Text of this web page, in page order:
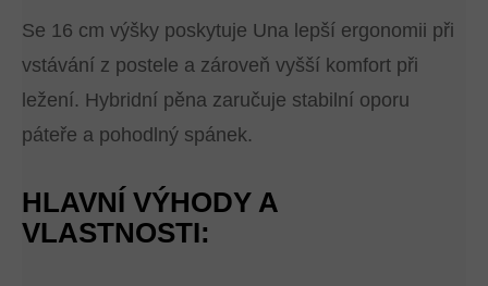
Se 16 cm výšky poskytuje Una lepší ergonomii při
vstávání z postele a zároveň vyšší komfort při
ležení. Hybridní pěna zaručuje stabilní oporu
páteře a pohodlný spánek.
HLAVNÍ VÝHODY A
VLASTNOSTI: